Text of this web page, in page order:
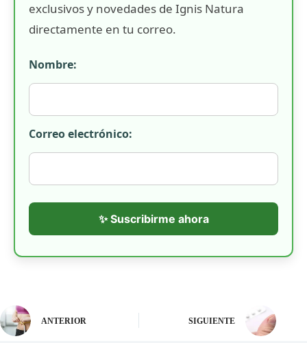
exclusivos y novedades de Ignis Natura
directamente en tu correo.
Nombre:
Correo electrónico:
✨ Suscribirme ahora
ANTERIOR SIGUIENTE